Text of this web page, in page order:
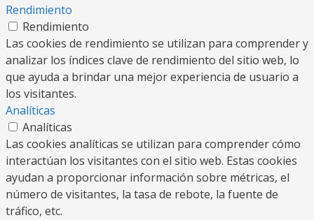
Rendimiento
Rendimiento
Las cookies de rendimiento se utilizan para comprender y
analizar los índices clave de rendimiento del sitio web, lo
que ayuda a brindar una mejor experiencia de usuario a
los visitantes.
Analíticas
Analíticas
Las cookies analíticas se utilizan para comprender cómo
interactúan los visitantes con el sitio web. Estas cookies
ayudan a proporcionar información sobre métricas, el
número de visitantes, la tasa de rebote, la fuente de
tráfico, etc.